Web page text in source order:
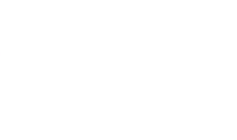
Cursos y jornadas